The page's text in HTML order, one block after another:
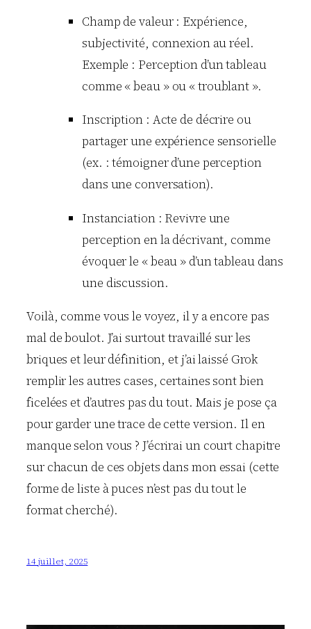
Champ de valeur : Expérience,
subjectivité, connexion au réel.
Exemple : Perception d’un tableau
comme « beau » ou « troublant ».
Inscription : Acte de décrire ou
partager une expérience sensorielle
(ex. : témoigner d’une perception
dans une conversation).
Instanciation : Revivre une
perception en la décrivant, comme
évoquer le « beau » d’un tableau dans
une discussion.
Voilà, comme vous le voyez, il y a encore pas
mal de boulot. J’ai surtout travaillé sur les
briques et leur définition, et j’ai laissé Grok
remplir les autres cases, certaines sont bien
ficelées et d’autres pas du tout. Mais je pose ça
pour garder une trace de cette version. Il en
manque selon vous ? J’écrirai un court chapitre
sur chacun de ces objets dans mon essai (cette
forme de liste à puces n’est pas du tout le
format cherché).
14 juillet, 2025